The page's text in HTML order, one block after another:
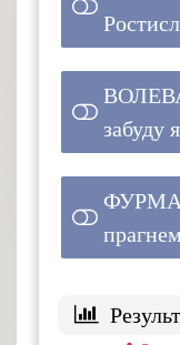
забуду